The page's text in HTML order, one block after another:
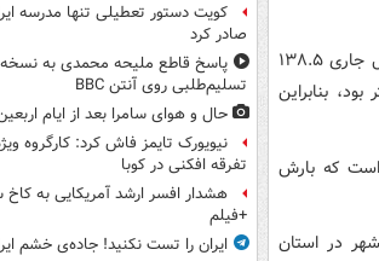
میانگین بارندگی کل کشور از ابتدای سال زراعی (مهر ماه ۹۷) تا ۲۰ بهمن ماه سال جاری ۱۳۸.۵
سال گذشته در این بازه زمانی ۴۴.۷ میلی‌متر بود، بنابراین
میلی‌متر ثبت شده است که بارش
به منطقه نیکشهر در استان
کویت دستور تعطیلی تنها مدرسه
صادر کرد
پاسخ قاطع ملیحه محمدی به نسخه
تسلیم‌طلبی روی آنتن BBC
حال و هوای سامرا بعد از ایام
نیویورک تایمز فاش کرد: کارگروه
تفرقه افکنی در کوبا
هشدار افسر ارشد آمریکایی به
+فیلم
ایران را تست نکنید! جاده‌ی خشم